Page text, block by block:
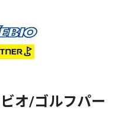
オ/ゴルフパー